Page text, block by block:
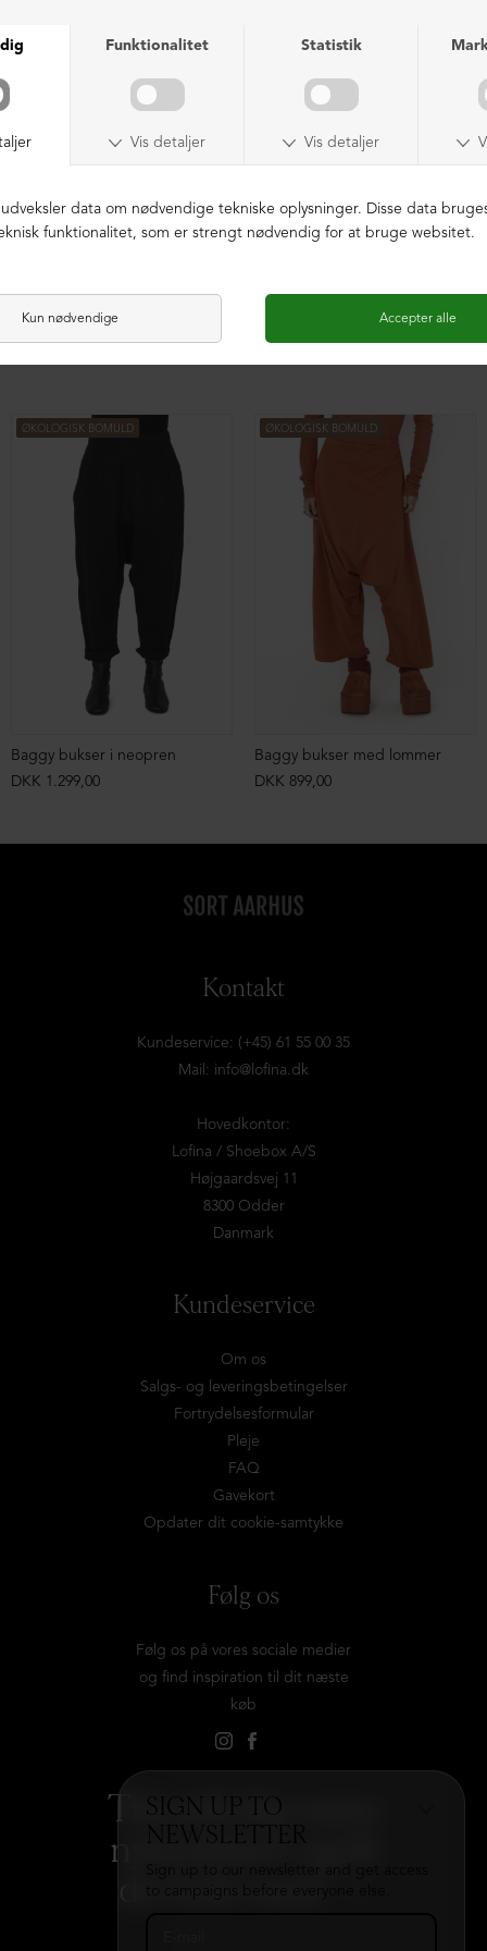
SIGN UP TO
Baggy vide bukser med plisse
DKK 1.199,00
Baggy vide bukser med plisse
DKK 1.199,00
ØKOLOGISK BOMULD
Baggy bukser i neopren
DKK 1.299,00
ØKOLOGISK BOMULD
Baggy bukser med lommer
DKK 899,00
Kontakt
Kundeservice: (+45) 61 55 00 35
Mail: info@lofina.dk
Hovedkontor:
Lofina / Shoebox A/S
Højgaardsvej 11
8300 Odder
Danmark
Kundeservice
Om os
Salgs- og leveringsbetingelser
Fortrydelsesformular
Pleje
FAQ
Gavekort
Opdater dit cookie-samtykke
Følg os
Følg os på vores sociale medier
og find inspiration til dit næste
køb
Tilmeld dig vores
nyhedsbrev og få